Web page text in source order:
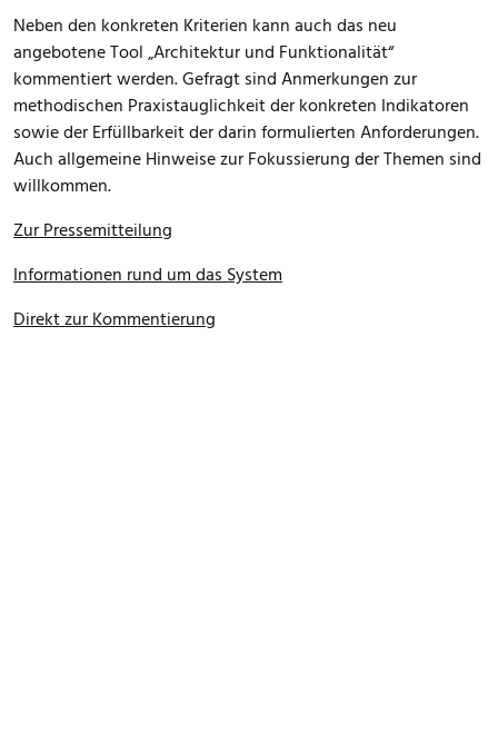
Neben den konkreten Kriterien kann auch das neu
angebotene Tool „Architektur und Funktionalität“
kommentiert werden. Gefragt sind Anmerkungen zur
methodischen Praxistauglichkeit der konkreten Indikatoren
sowie der Erfüllbarkeit der darin formulierten Anforderungen.
Auch allgemeine Hinweise zur Fokussierung der Themen sind
willkommen.
Zur Pressemitteilung
Informationen rund um das System
Direkt zur Kommentierung